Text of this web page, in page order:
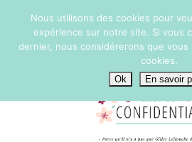
Nous utilisons des cookies pour
expérience sur notre site. Si vous
dernier, nous considérerons que
cookies.
Ok En savoir